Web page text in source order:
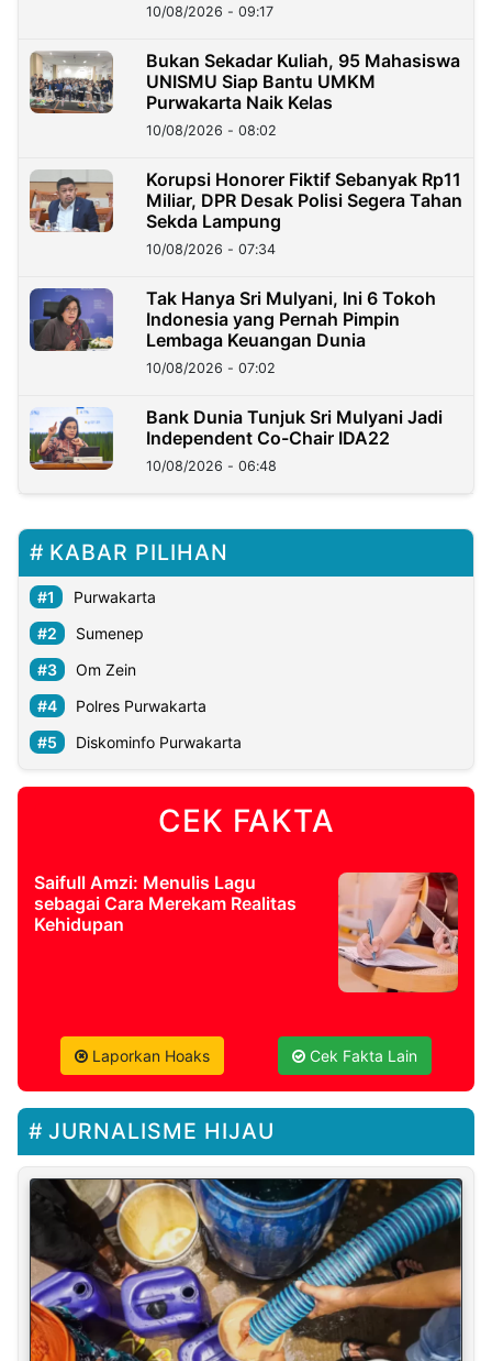
10/08/2026 - 09:17
Bukan Sekadar Kuliah, 95 Mahasiswa
UNISMU Siap Bantu UMKM
Purwakarta Naik Kelas
10/08/2026 - 08:02
Korupsi Honorer Fiktif Sebanyak Rp11
Miliar, DPR Desak Polisi Segera Tahan
Sekda Lampung
10/08/2026 - 07:34
Tak Hanya Sri Mulyani, Ini 6 Tokoh
Indonesia yang Pernah Pimpin
Lembaga Keuangan Dunia
10/08/2026 - 07:02
Bank Dunia Tunjuk Sri Mulyani Jadi
Independent Co-Chair IDA22
10/08/2026 - 06:48
KABAR PILIHAN
Purwakarta
Sumenep
Om Zein
Polres Purwakarta
Diskominfo Purwakarta
CEK FAKTA
Saifull Amzi: Menulis Lagu
sebagai Cara Merekam Realitas
Kehidupan
Laporkan Hoaks Cek Fakta Lain
JURNALISME HIJAU